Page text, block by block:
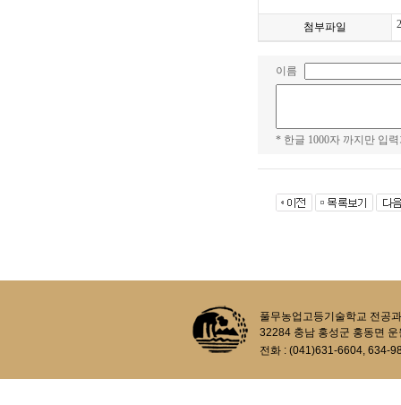
첨부파일
이름
* 한글 1000자 까지만 입
풀무농업고등기술학교 전공
32284 충남 홍성군 홍동면
전화 : (041)631-6604, 634-